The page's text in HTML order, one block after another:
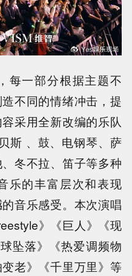
每一部分根据主题不
不同的情绪冲击，提
采用全新改编的乐队
斯 、鼓、电钢琴、萨
冬不拉、笛子等多种
乐的丰富层次和表现
音乐感受。本次演唱
》《巨人》《现
坠落》《热爱调频物
老》《千里万里》等